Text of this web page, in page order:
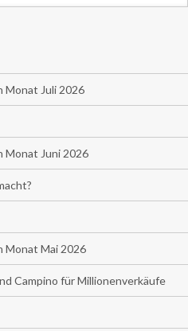
Monat Juli 2026
Monat Juni 2026
Monat Mai 2026
Campino für Millionenverkäufe